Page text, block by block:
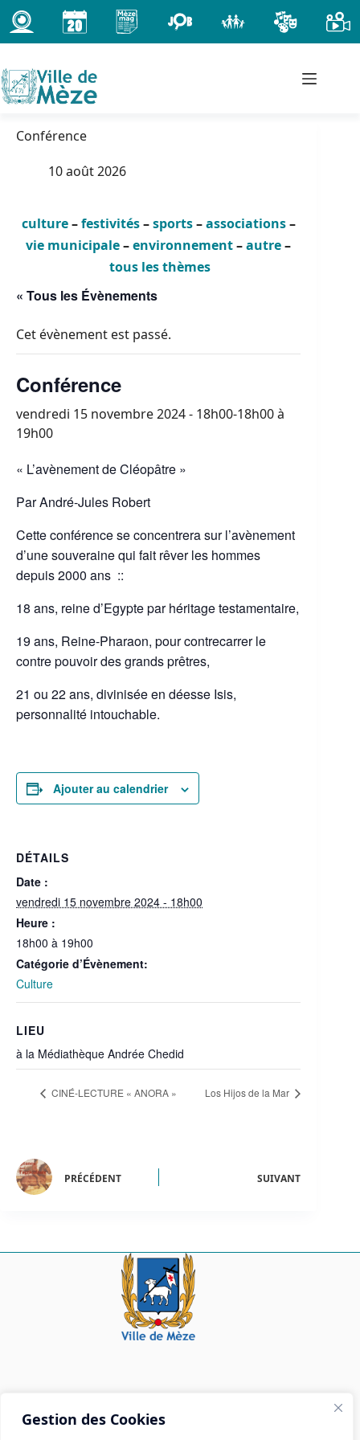
Gestion des Cookies
Passer
au
contenu
Conférence
10 août 2026
culture–festivités–sports–associations–
vie municipale–environnement–autre–
tous les thèmes
« Tous les Évènements
Cet évènement est passé.
Conférence
vendredi 15 novembre 2024 - 18h00-18h00à
19h00
« L’avènement de Cléopâtre »
Par André-Jules Robert
Cette conférence se concentrera sur l’avènement
d’une souveraine qui fait rêver les hommes
depuis 2000 ans ::
18 ans, reine d’Egypte par héritage testamentaire,
19 ans, Reine-Pharaon, pour contrecarrer le
contre pouvoir des grands prêtres,
21 ou 22 ans, divinisée en déesse Isis,
personnalité intouchable.
Ajouter au calendrier
DÉTAILS
Date :
vendredi 15 novembre 2024 - 18h00
Heure :
18h00 à 19h00
Catégorie d’Évènement:
Culture
LIEU
à la Médiathèque Andrée Chedid
CINÉ-LECTURE « ANORA » Los Hijos de la Mar
PRÉCÉDENT SUIVANT
Mairie de Mèze